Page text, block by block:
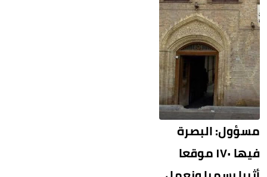
مسؤول: البصرة
فيها ١٧٠ موقعا